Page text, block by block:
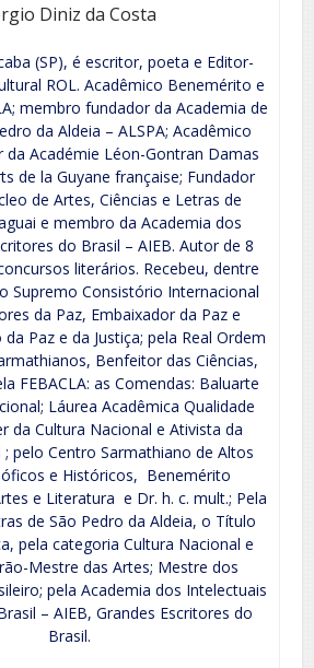
Diniz da Costa
(SP), é escritor, poeta e Editor-
ROL. Acadêmico Benemérito e
membro fundador da Academia de
da Aldeia – ALSPA; Acadêmico
da Académie Léon-Gontran Damas
de la Guyane française; Fundador
de Artes, Ciências e Letras de
e membro da Academia dos
do Brasil – AIEB. Autor de 8
literários. Recebeu, dentre
Supremo Consistório Internacional
da Paz, Embaixador da Paz e
Paz e da Justiça; pela Real Ordem
Benfeitor das Ciências,
FEBACLA: as Comendas: Baluarte
Láurea Acadêmica Qualidade
da Cultura Nacional e Ativista da
pelo Centro Sarmathiano de Altos
e Históricos, Benemérito
e Literatura e Dr. h. c. mult.; Pela
de São Pedro da Aldeia, o Título
pela categoria Cultura Nacional e
Mestre das Artes; Mestre dos
pela Academia dos Intelectuais
– AIEB, Grandes Escritores do
Brasil.